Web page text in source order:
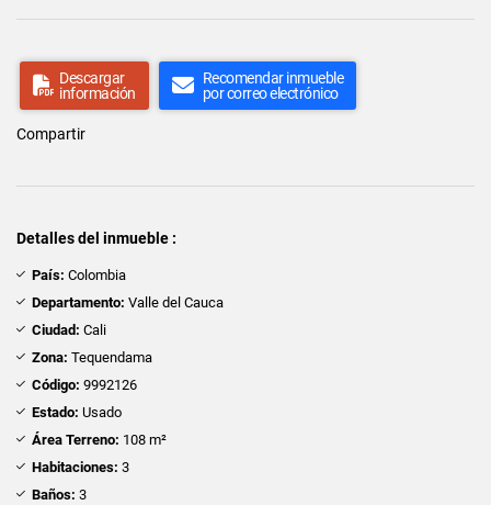
Descargar
información
Recomendar inmueble
por correo electrónico
Compartir
Detalles del inmueble :
País: Colombia
Departamento: Valle del Cauca
Ciudad: Cali
Zona: Tequendama
Código: 9992126
Estado: Usado
Área Terreno: 108 m²
Habitaciones: 3
Baños: 3